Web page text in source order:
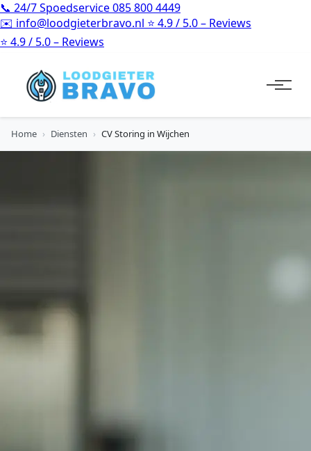
📞 24/7 Spoedservice085 800 4449
✉️ info@loodgieterbravo.nl ⭐ 4.9 / 5.0 – Reviews
⭐ 4.9 / 5.0 – Reviews
Home › Diensten › CV Storing in Wijchen